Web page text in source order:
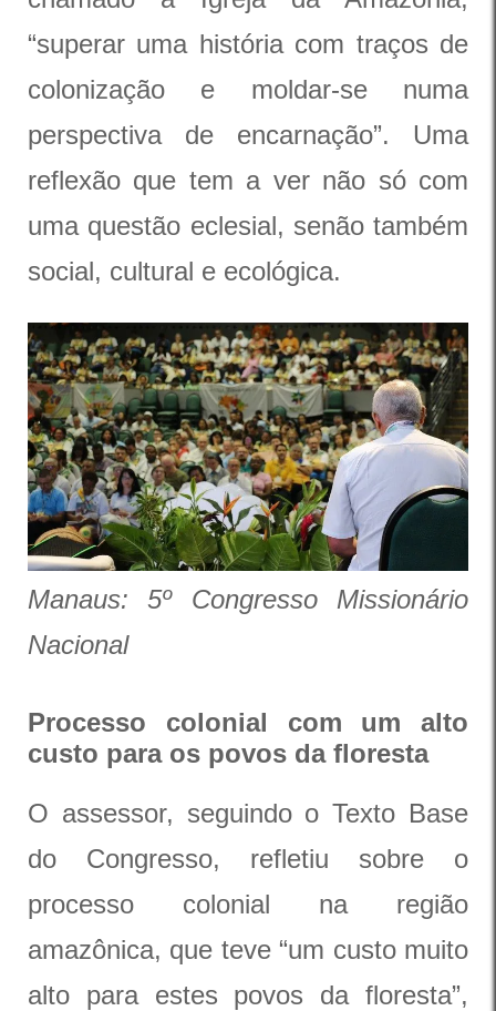
“superar uma história com traços de
colonização e moldar-se numa
perspectiva de encarnação”. Uma
reflexão que tem a ver não só com
uma questão eclesial, senão também
social, cultural e ecológica.
Manaus: 5º Congresso Missionário
Nacional
Processo colonial com um alto
custo para os povos da floresta
O assessor, seguindo o Texto Base
do Congresso, refletiu sobre o
processo colonial na região
amazônica, que teve “um custo muito
alto para estes povos da floresta”,